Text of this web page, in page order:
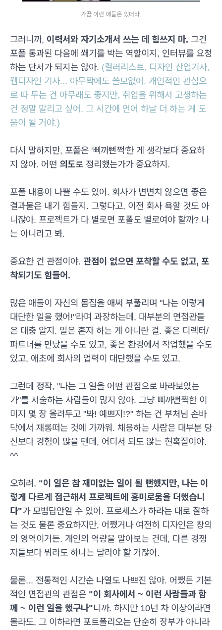
가끔 이런 애들은 있더라.
그러니까, 이력서와 자기소개서 쓰는 데 힘쓰지 마. 그건
포폴 통과된 다음에 쐐기를 박는 역할이지, 인터뷰를 요청
하는 단서가 되지는 않아. (컬러리스트, 디자인 산업기사,
웹디자인 기사... 아무짝에도 쓸모없어. 개인적인 관심으
로 따 두는 건 아무래도 좋지만, 취업을 위해서 고생하는
건 정말 말리고 싶어. 그 시간에 언어 하날 더 하는 게 도
움이 될 거야.)
다시 말하지만, 포폴은 '삐까뻔쩍'한 게 생각보다 중요하
지 않아. 어떤 의도로 정리했는가가 중요하지.
포폴 내용이 나쁠 수도 있어. 회사가 변변치 않으면 좋은
결과물은 내기 힘들지. 그렇다고, 이전 회사 욕할 것도 아
니잖아. 프로젝트가 다 별로면 포폴도 별로여야 할까? 나
는 아니라고 봐.
중요한 건 관점이야. 관점이 없으면 포착할 수도 없고, 포
착되기도 힘들어.
많은 애들이 자신의 몸집을 애써 부풀리며 "나는 이렇게
대단한 일을 했어!"라며 과장하는데, 대부분의 면접관들
은 대충 알지. 일은 혼자 하는 게 아니란 걸. 좋은 디렉터/
파트너를 만났을 수도 있고, 좋은 환경에서 작업했을 수도
있고, 애초에 회사의 업력이 대단했을 수도 있고.
그런데 정작, "나는 그 일을 어떤 관점으로 바라보았는
가"를 서술하는 사람들이 많지 않아. 그냥 삐까뻔쩍한 이
미지 몇 장 올려두고 "봐! 예쁘지!?" 하는 건 부처님 손바
닥에서 재롱떠는 것에 가까워. 채용하는 사람은 대부분 당
신보다 경험이 많을 텐데, 어디서 되도 않는 현혹질이야.
^^
오히려, "이 일은 참 재미없는 일이 될 뻔했지만, 나는 이
렇게 다르게 접근해서 프로젝트에 흥미로움을 더했습니
다"가 모범답안일 수 있어. 프로세스가 하라는 대로 잘하
는 것도 물론 중요하지만, 어쨌거나 여전히 디자인은 창의
의 영역이거든. 개인의 역량을 알아보는 건데, 다른 경쟁
자들보다 뭐라도 하나는 달라야 할 거잖아.
물론... 전통적인 시간순 나열도 나쁘진 않아. 어쨌든 기본
적인 면접관의 관점은 "이 회사에서 ~ 이런 사람들과 함
께 ~ 이런 일을 했구나"니까. 하지만 10년 차 이상이라면
몰라도, 그 이하라면 포트폴리오는 단순히 장부가 아니라